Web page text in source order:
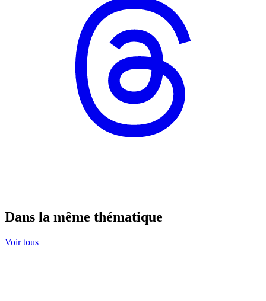
Dans la même thématique
Voir tous